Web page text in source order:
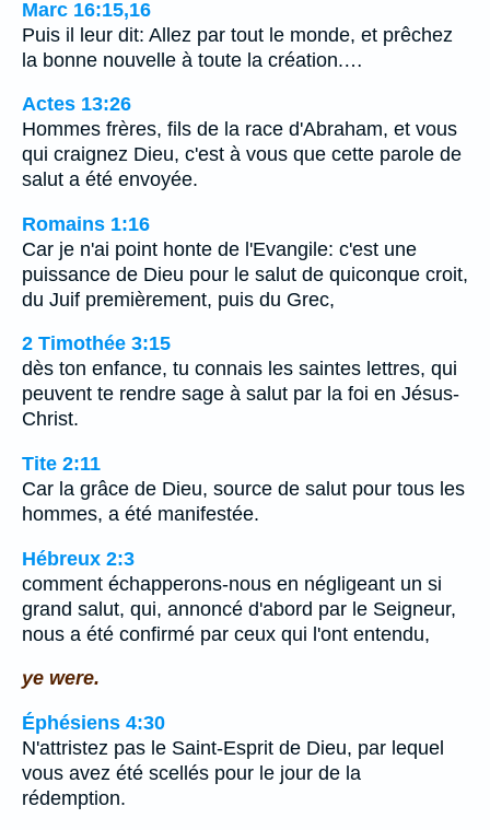
Marc 16:15,16
Puis il leur dit: Allez par tout le monde, et prêchez
la bonne nouvelle à toute la création.…
Actes 13:26
Hommes frères, fils de la race d'Abraham, et vous
qui craignez Dieu, c'est à vous que cette parole de
salut a été envoyée.
Romains 1:16
Car je n'ai point honte de l'Evangile: c'est une
puissance de Dieu pour le salut de quiconque croit,
du Juif premièrement, puis du Grec,
2 Timothée 3:15
dès ton enfance, tu connais les saintes lettres, qui
peuvent te rendre sage à salut par la foi en Jésus-
Christ.
Tite 2:11
Car la grâce de Dieu, source de salut pour tous les
hommes, a été manifestée.
Hébreux 2:3
comment échapperons-nous en négligeant un si
grand salut, qui, annoncé d'abord par le Seigneur,
nous a été confirmé par ceux qui l'ont entendu,
ye were.
Éphésiens 4:30
N'attristez pas le Saint-Esprit de Dieu, par lequel
vous avez été scellés pour le jour de la
rédemption.